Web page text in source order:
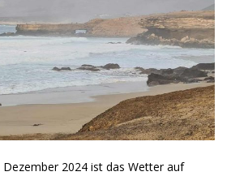
2024 ist das Wetter auf